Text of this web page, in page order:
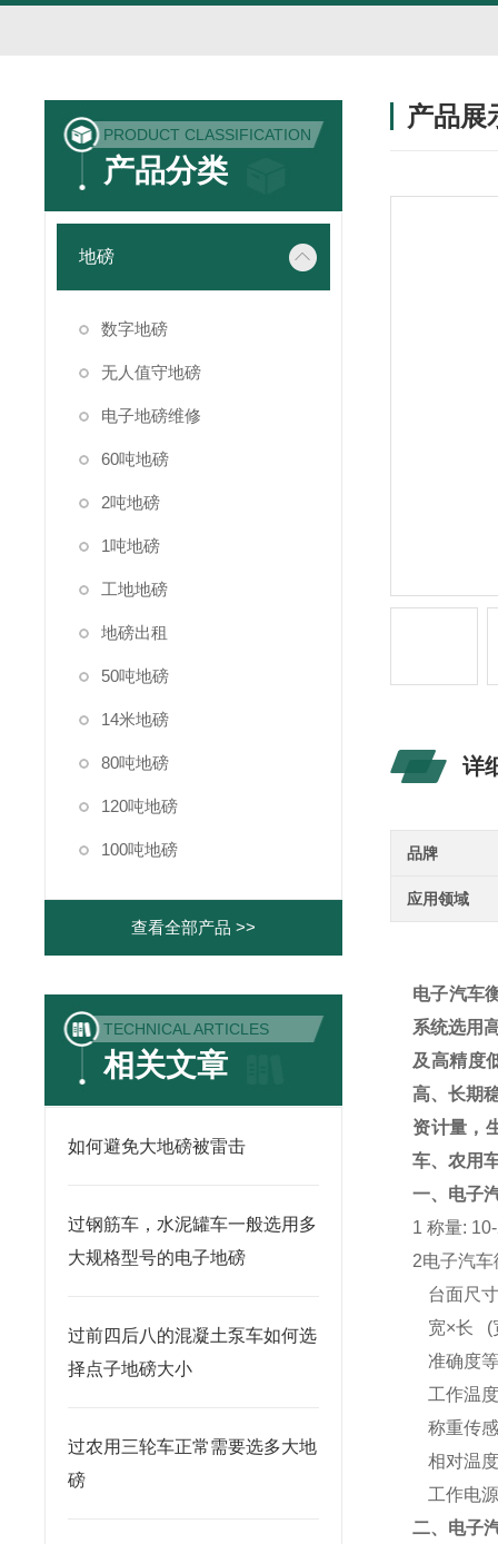
PRODUCT CLASSIFICATION
产品分类
地磅
数字地磅
无人值守地磅
电子地磅维修
60吨地磅
2吨地磅
1吨地磅
工地地磅
地磅出租
50吨地磅
14米地磅
80吨地磅
120吨地磅
100吨地磅
查看全部产品 >>
TECHNICAL ARTICLES
相关文章
如何避免大地磅被雷击
过钢筋车，水泥罐车一般选用多
大规格型号的电子地磅
过前四后八的混凝土泵车如何选
择点子地磅大小
过农用三轮车正常需要选多大地
磅
产品展
详
品牌
应用领域
电子汽车
系统选用
及高精度
高、长期
资计量，
车、农用
一、 电子
1称量: 1
2电子汽
台面尺
宽×长 (
准确度
工作温
称重传
相对温
工作电
二、电子